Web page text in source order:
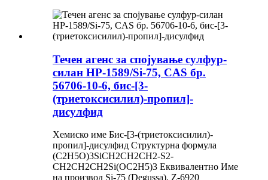
Течен агенс за спојување сулфур-
силан HP-1589/Si-75, CAS бр.
56706-10-6, бис-[3-
(триетоксисилил)-пропил]-
дисулфид
Хемиско име Бис-[3-(триетоксисилил)-
пропил]-дисулфид Структурна формула
(C2H5O)3SiCH2CH2CH2-S2-
CH2CH2CH2Si(OC2H5)3 Еквивалентно Име
на производ Si-75 (Degussa), Z-6920